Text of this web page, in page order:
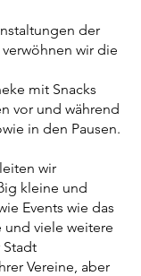
der
wir die
mit Snacks
vor und während
in den Pausen.
wir
kleine und
Events wie das
und viele weitere
Stadt
Vereine, aber